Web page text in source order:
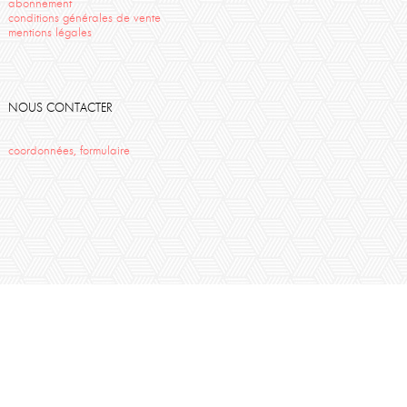
abonnement
conditions générales de vente
mentions légales
NOUS CONTACTER
coordonnées, formulaire